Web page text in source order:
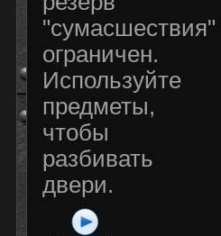
"сумасшествия"
ограничен.
Используйте
предметы,
чтобы
разбивать
двери.